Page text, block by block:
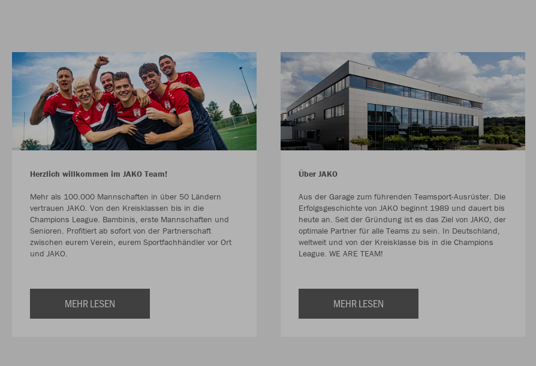
Herzlich willkommen im JAKO Team!
Mehr als 100.000 Mannschaften in über 50 Ländern
vertrauen JAKO. Von den Kreisklassen bis in die
Champions League. Bambinis, erste Mannschaften und
Senioren. Profitiert ab sofort von der Partnerschaft
zwischen eurem Verein, eurem Sportfachhändler vor Ort
und JAKO.
MEHR LESEN
Über JAKO
Aus der Garage zum führenden Teamsport-Ausrüster. Die
Erfolgsgeschichte von JAKO beginnt 1989 und dauert bis
heute an. Seit der Gründung ist es das Ziel von JAKO, der
optimale Partner für alle Teams zu sein. In Deutschland,
weltweit und von der Kreisklasse bis in die Champions
League. WE ARE TEAM!
MEHR LESEN